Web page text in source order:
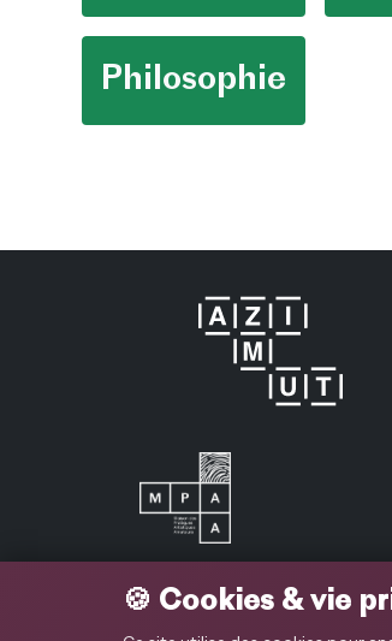
🍪 Cookies & vie
Philosophie
Abonnez-